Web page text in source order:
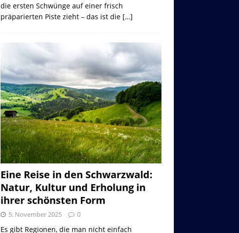
die ersten Schwünge auf einer frisch
präparierten Piste zieht – das ist die […]
Eine Reise in den Schwarzwald:
Natur, Kultur und Erholung in
ihrer schönsten Form
5. November 2025 0
Es gibt Regionen, die man nicht einfach